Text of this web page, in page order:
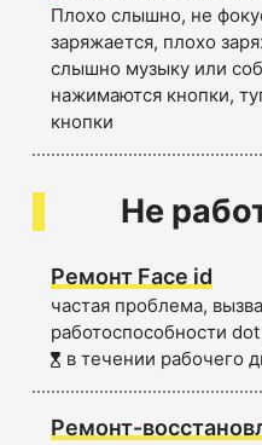
Плохо слышно, не
заряжается, плохо
слышно музыку или
нажимаются кнопки,
кнопки
Не
Ремонт Face id
частая проблема,
работоспособности
в течении рабочего
Ремонт-